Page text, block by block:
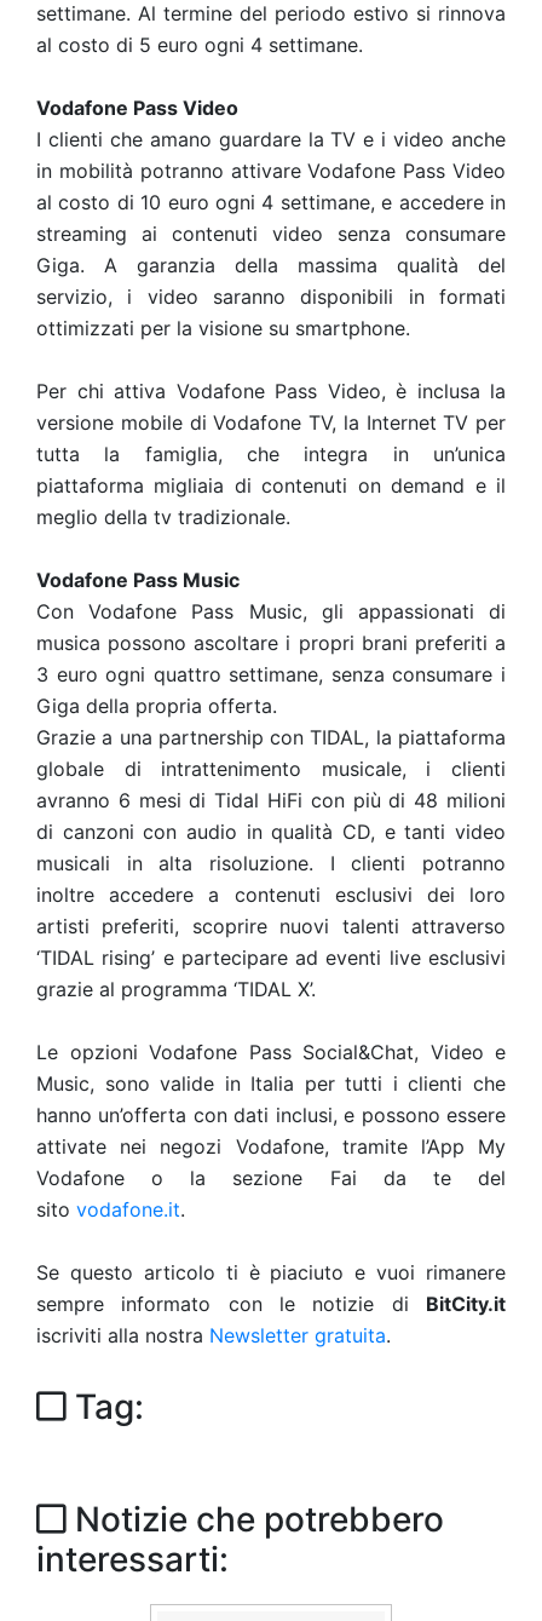
settimane. Al termine del periodo estivo si rinnova
al costo di 5 euro ogni 4 settimane.
Vodafone Pass Video
I clienti che amano guardare la TV e i video anche
in mobilità potranno attivare Vodafone Pass Video
al costo di 10 euro ogni 4 settimane, e accedere in
streaming ai contenuti video senza consumare
Giga. A garanzia della massima qualità del
servizio, i video saranno disponibili in formati
ottimizzati per la visione su smartphone.
Per chi attiva Vodafone Pass Video, è inclusa la
versione mobile di Vodafone TV, la Internet TV per
tutta la famiglia, che integra in un’unica
piattaforma migliaia di contenuti on demand e il
meglio della tv tradizionale.
Vodafone Pass Music
Con Vodafone Pass Music, gli appassionati di
musica possono ascoltare i propri brani preferiti a
3 euro ogni quattro settimane, senza consumare i
Giga della propria offerta.
Grazie a una partnership con TIDAL, la piattaforma
globale di intrattenimento musicale, i clienti
avranno 6 mesi di Tidal HiFi con più di 48 milioni
di canzoni con audio in qualità CD, e tanti video
musicali in alta risoluzione. I clienti potranno
inoltre accedere a contenuti esclusivi dei loro
artisti preferiti, scoprire nuovi talenti attraverso
‘TIDAL rising’ e partecipare ad eventi live esclusivi
grazie al programma ‘TIDAL X’.
Le opzioni Vodafone Pass Social&Chat, Video e
Music, sono valide in Italia per tutti i clienti che
hanno un’offerta con dati inclusi, e possono essere
attivate nei negozi Vodafone, tramite l’App My
Vodafone o la sezione Fai da te del
sito vodafone.it.
Se questo articolo ti è piaciuto e vuoi rimanere
sempre informato con le notizie di BitCity.it
iscriviti alla nostra Newsletter gratuita.
Tag:
Notizie che potrebbero
interessarti: